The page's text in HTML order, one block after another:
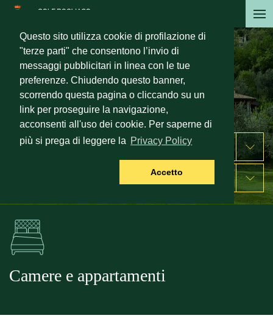
Questo sito utilizza cookie di profilazione di
"terze parti" che consentono l’invio di
messaggi pubblicitari in linea con le tue
preferenze. Chiudendo questo banner,
scorrendo questa pagina o cliccando su un
link per proseguire la navigazione,
acconsenti all'uso dei cookie. Per saperne di
più si prega di leggere la Privacy Policy
Accetto
Salta
contenuto
principale
Lodge e apartments
Per una vacanza tra sport e relax sul
Lago di Garda
SOGGIORNO
Camere e appartamenti